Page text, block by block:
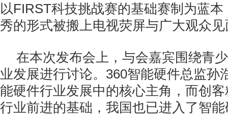
以FIRST科技挑战赛的基础赛制为蓝
秀的形式被搬上电视荧屏与广大观众
在本次发布会上，与会嘉宾围绕青
业发展进行讨论。360智能硬件总监孙
能硬件行业发展中的核心主角，而创
行业前进的基础，我国也已进入了智